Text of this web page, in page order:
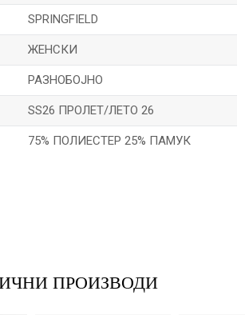
SPRINGFIELD
ЖЕНСКИ
РАЗНОБОЈНО
SS26 ПРОЛЕТ/ЛЕТО 26
75% ПОЛИЕСТЕР 25% ПАМУК
ПРОИЗВОДИ